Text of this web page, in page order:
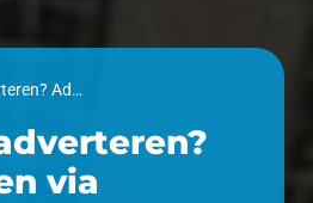
Podcast adverteren? Adverteren via podcasts
via